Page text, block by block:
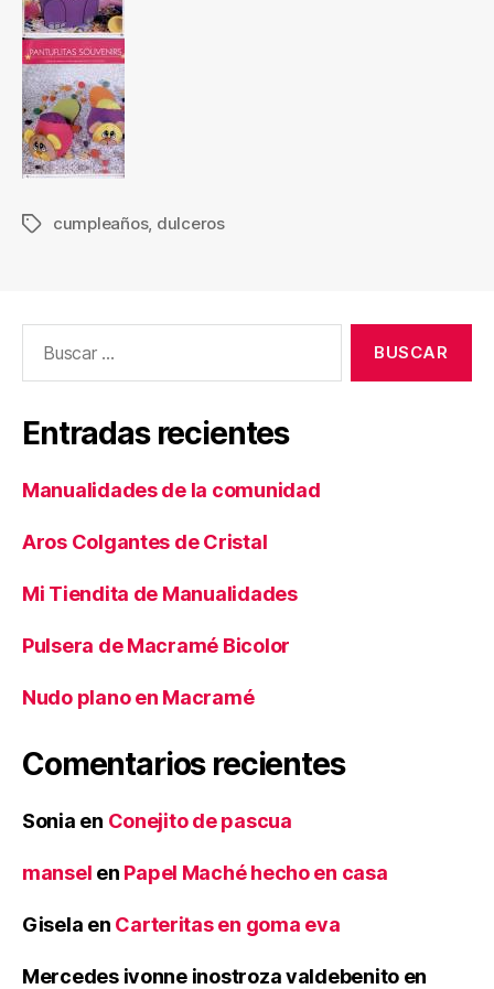
Etiquetas
cumpleaños, dulceros
Entradas recientes
Manualidades de la comunidad
Aros Colgantes de Cristal
Mi Tiendita de Manualidades
Pulsera de Macramé Bicolor
Nudo plano en Macramé
Comentarios recientes
Sonia en Conejito de pascua
mansel en Papel Maché hecho en casa
Gisela en Carteritas en goma eva
Mercedes ivonne inostroza valdebenito en